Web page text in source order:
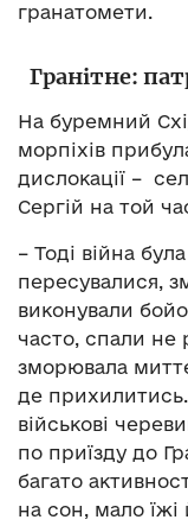
гранатомети.
Гранітне:
На буремний
морпіхів
дислокації –
Сергій на той
– Тоді війна
пересувалися,
виконували
часто, спали не
зморювала
де
військові
по приїзду до
багато
на сон, мало